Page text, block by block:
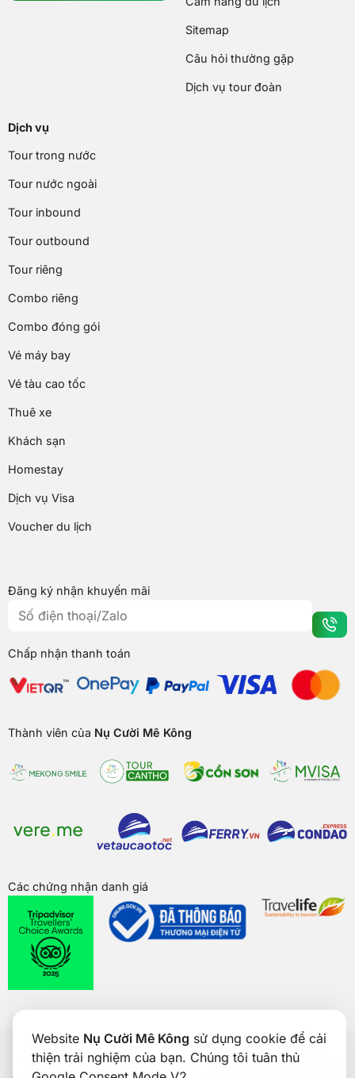
Website Nụ Cười Mê Kông sử dụng cookie để cải
thiện trải nghiệm của bạn. Chúng tôi tuân thủ
Sitemap
Câu hỏi thường gặp
Dịch vụ tour đoàn
Dịch vụ
Tour trong nước
Tour nước ngoài
Tour inbound
Tour outbound
Tour riêng
Combo riêng
Combo đóng gói
Vé máy bay
Vé tàu cao tốc
Thuê xe
Khách sạn
Homestay
Dịch vụ Visa
Voucher du lịch
Đăng ký nhận khuyến mãi
Chấp nhận thanh toán
Thành viên của Nụ Cười Mê Kông
Các chứng nhận danh giá
Bản quyền của Nụ Cười Mê Kông® 2026. CÔNG TY CỔ PHẦN
THƯƠNG MẠI DU LỊCH NỤ CƯỜI MÊ KÔNG. GPDKKD: 1801511350